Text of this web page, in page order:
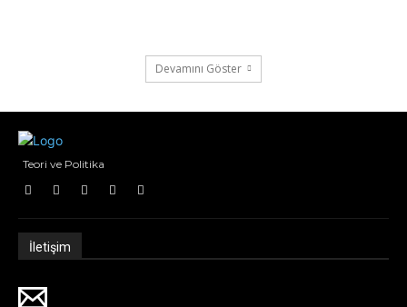
Devamını Göster
Teori ve Politika
İletişim